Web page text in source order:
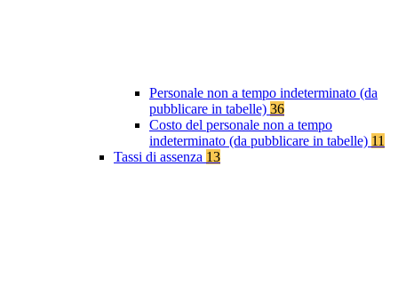
Personale non a tempo indeterminato (da
pubblicare in tabelle) 36
Costo del personale non a tempo
indeterminato (da pubblicare in tabelle) 11
Tassi di assenza 13